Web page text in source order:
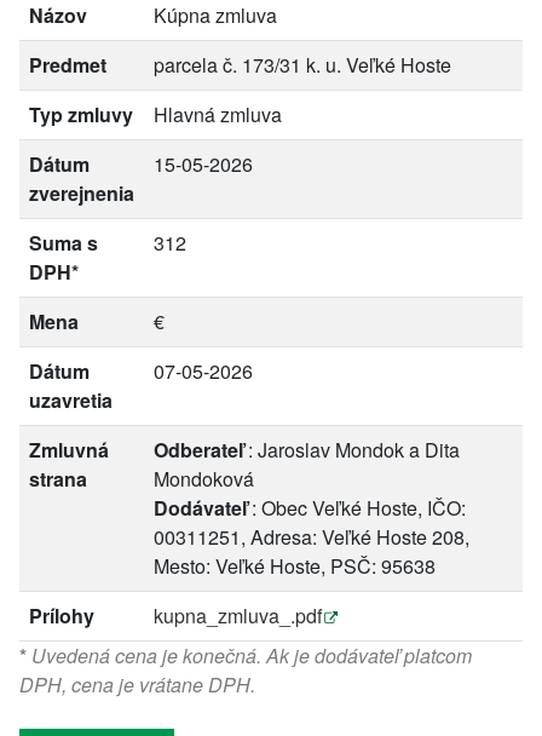
Názov
Kúpna zmluva
Predmet
parcela č. 173/31 k. u. Veľké Hoste
Typ zmluvy
Hlavná zmluva
Dátum
zverejnenia
15-05-2026
Suma s
DPH*
312
Mena
€
Dátum
uzavretia
07-05-2026
Zmluvná
strana
Odberateľ: Jaroslav Mondok a Dita
Mondoková
Dodávateľ: Obec Veľké Hoste, IČO:
00311251, Adresa: Veľké Hoste 208,
Mesto: Veľké Hoste, PSČ: 95638
Prílohy
kupna_zmluva_.pdf
* Uvedená cena je konečná. Ak je dodávateľ platcom
DPH, cena je vrátane DPH.